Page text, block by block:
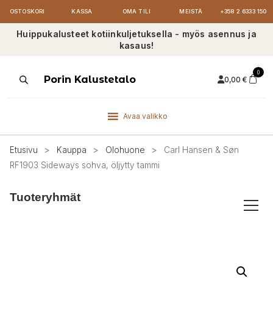
OSTOSKORI KASSA OMA TILI MEISTÄ +358 2 6333 150
Huippukalusteet kotiinkuljetuksella - myös asennus ja
kasaus!
ProductsPorin Kalustetalo 0,00 €
0
Avaa valikko
Etusivu > Kauppa > Olohuone >
Carl Hansen & Søn
RF1903 Sideways sohva, öljytty tammi
Tuoteryhmät